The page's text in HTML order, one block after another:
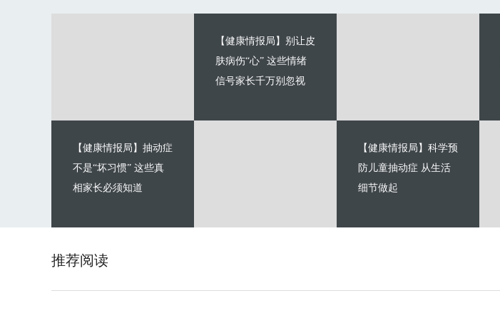
【健康情报局】别让皮
肤病伤“心” 这些情绪
信号家长千万别忽视
【健康情报局】抽动症
不是“坏习惯” 这些真
相家长必须知道
【健康情报局】科学预
防儿童抽动症 从生活
细节做起
推荐阅读